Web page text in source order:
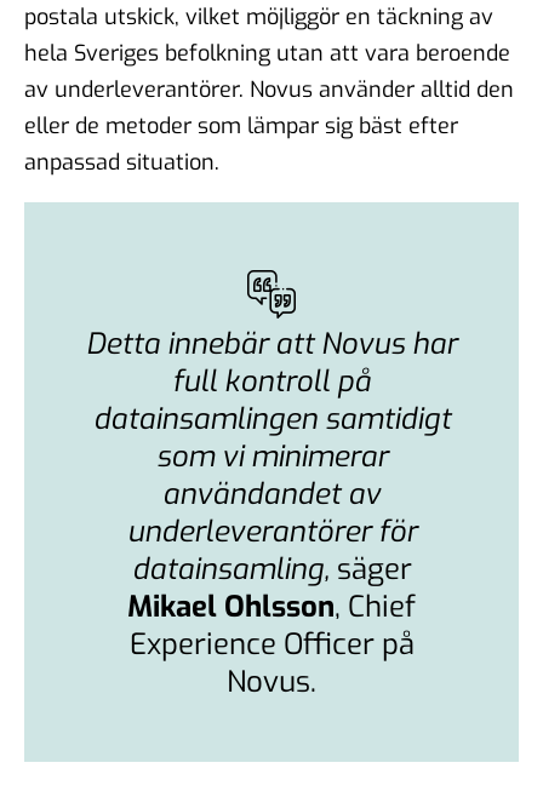
postala utskick, vilket möjliggör en täckning av
hela Sveriges befolkning utan att vara beroende
av underleverantörer. Novus använder alltid den
eller de metoder som lämpar sig bäst efter
anpassad situation.
Detta innebär att Novus har
full kontroll på
datainsamlingen samtidigt
som vi minimerar
användandet av
underleverantörer för
datainsamling, säger
Mikael Ohlsson, Chief
Experience Officer på
Novus.